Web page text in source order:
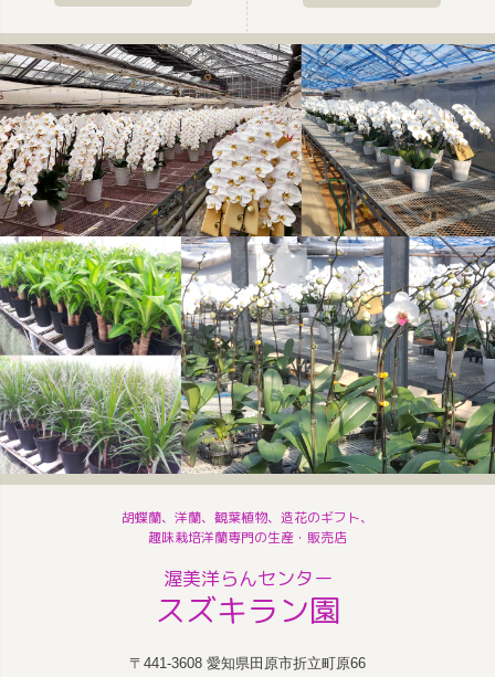
胡蝶蘭、洋蘭、観葉植物、造花のギフト、
趣味栽培洋蘭専門の生産・販売店
渥美洋らんセンター
スズキラン園
〒441-3608 愛知県田原市折立町原66